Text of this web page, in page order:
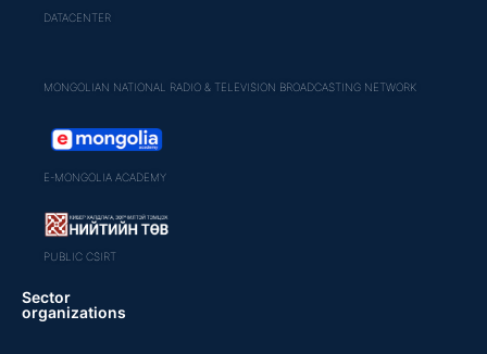
DATACENTER
MONGOLIAN NATIONAL RADIO & TELEVISION BROADCASTING NETWORK
E-MONGOLIA ACADEMY
PUBLIC CSIRT
Sector
organizations